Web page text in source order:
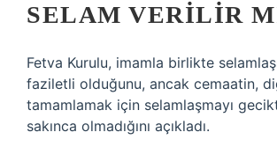
SELAM VERILIR
Fetva Kurulu, imamla birlikte
faziletli olduğunu, ancak cemaatin,
tamamlamak için selamlaşmayı
sakınca olmadığını açıkladı.